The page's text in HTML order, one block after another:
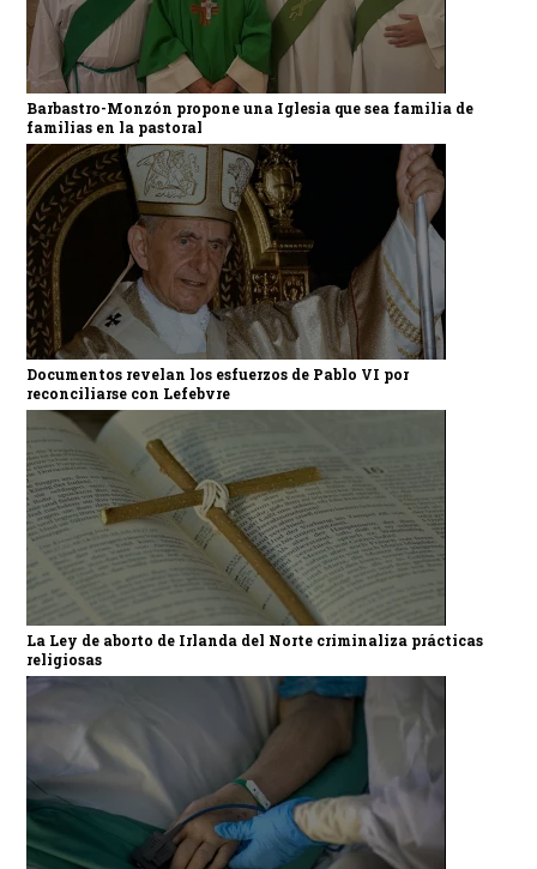
Barbastro-Monzón propone una Iglesia que sea familia de
familias en la pastoral
Documentos revelan los esfuerzos de Pablo VI por
reconciliarse con Lefebvre
La Ley de aborto de Irlanda del Norte criminaliza prácticas
religiosas